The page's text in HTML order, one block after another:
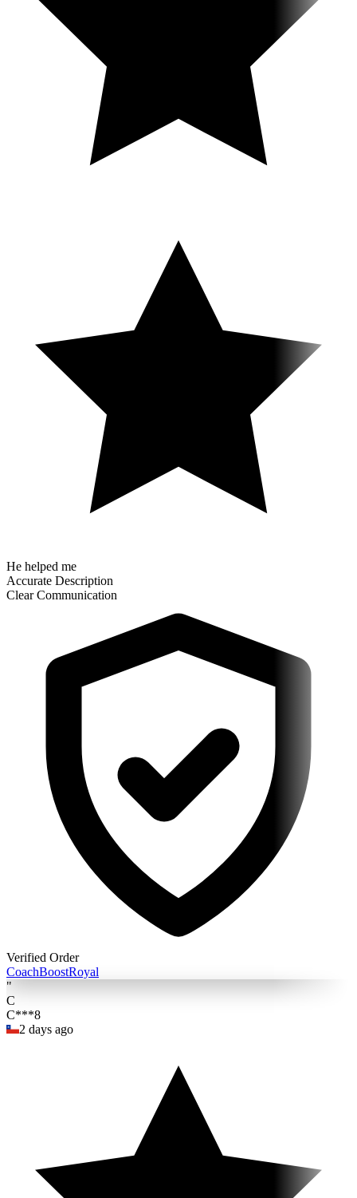
He helped me
Accurate Description
Clear Communication
Verified Order
CoachBoostRoyal
"
C
C***8
2 days ago